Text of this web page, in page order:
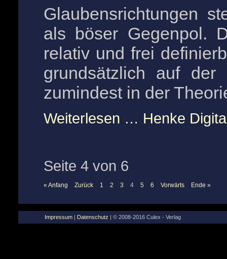
Glaubensrichtungen
als böser Gegenpol.
relativ und frei
grundsätzlich auf der
zumindest in der
Weiterlesen … Henke
Seite 4 von 6
« Anfang Zurück 1 2 3 4 5 6 Vorwärts Ende »
Impressum | Datenschutz | © 2008-2016 Culex - Verlag